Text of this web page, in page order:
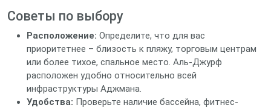
Советы по выбору
Расположение: Определите, что для вас
приоритетнее – близость к пляжу, торговым центрам
или более тихое, спальное место. Аль-Джурф
расположен удобно относительно всей
инфраструктуры Аджмана.
Удобства: Проверьте наличие бассейна, фитнес-